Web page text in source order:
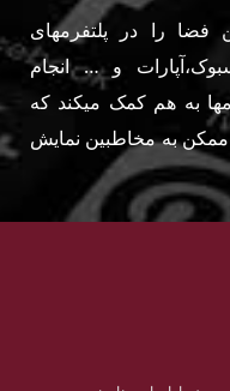
را در پلتفرمهای
و … انجام
به هم کمک میکند که
ممکن به مخاطبین نمایش